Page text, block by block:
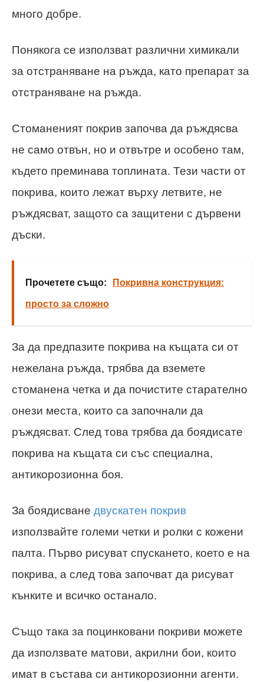
много добре.
Понякога се използват различни химикали
за отстраняване на ръжда, като препарат за
отстраняване на ръжда.
Стоманеният покрив започва да ръждясва
не само отвън, но и отвътре и особено там,
където преминава топлината. Тези части от
покрива, които лежат върху летвите, не
ръждясват, защото са защитени с дървени
дъски.
Прочетете също: Покривна конструкция:
просто за сложно
За да предпазите покрива на къщата си от
нежелана ръжда, трябва да вземете
стоманена четка и да почистите старателно
онези места, които са започнали да
ръждясват. След това трябва да боядисате
покрива на къщата си със специална,
антикорозионна боя.
За боядисване двускатен покрив
използвайте големи четки и ролки с кожени
палта. Първо рисуват спускането, което е на
покрива, а след това започват да рисуват
кънките и всичко останало.
Също така за поцинковани покриви можете
да използвате матови, акрилни бои, които
имат в състава си антикорозионни агенти.